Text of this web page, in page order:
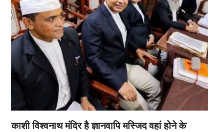
काशी विश्वनाथ मंदिर है ज्ञानवापि मस्जिद वहां होने के